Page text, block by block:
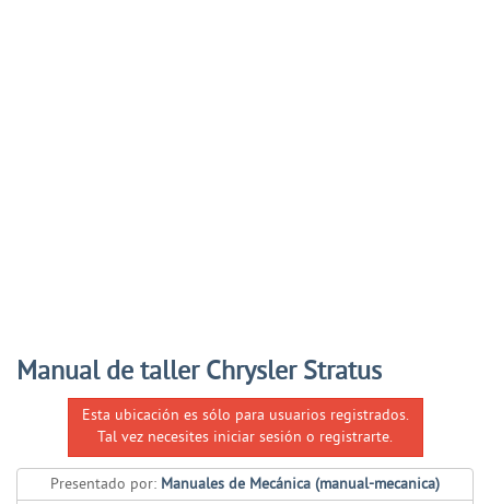
Manual de taller Chrysler Stratus
Esta ubicación es sólo para usuarios registrados.
Tal vez necesites iniciar sesión o registrarte.
Presentado por: Manuales de Mecánica (manual-mecanica)